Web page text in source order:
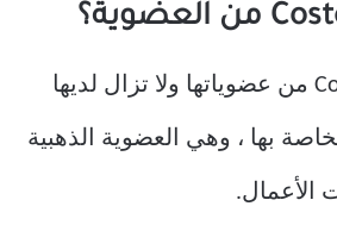
لا ، لم تتخلص Costco من عضوياتها ولا تزال لديها
بها ، وهي العضوية الذهبية
الأعمال.